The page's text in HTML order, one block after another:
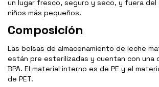
un lugar fresco, seguro y seco, y fuera del
niños más pequeños.
Composición
Las bolsas de almacenamiento de leche
están pre esterilizadas y cuentan con una
BPA. El material interno es de PE y el
de PET.